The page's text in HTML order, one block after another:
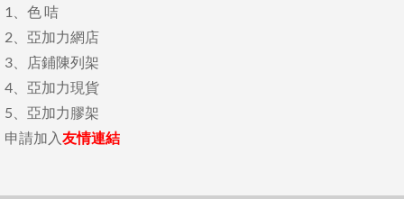
1、 色 咭
2、 亞加力網店
3、
店鋪陳列架
4、 亞加力現貨
5、 亞加力膠架
申請加入友情連結